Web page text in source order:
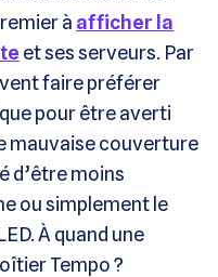
à afficher la
et ses serveurs. Par
faire préférer
pour être averti
mauvaise couverture
d’être moins
ou simplement le
À quand une
Tempo ?